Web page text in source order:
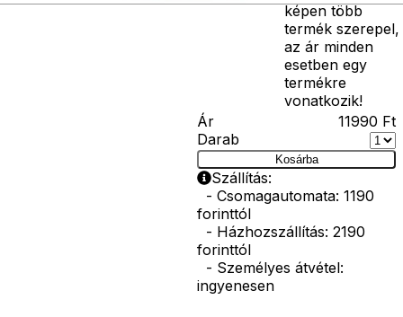
képen több
termék szerepel,
az ár minden
esetben egy
termékre
vonatkozik!
Ár
11990 Ft
Darab
Kosárba
Szállítás:
- Csomagautomata: 1190
forinttól
- Házhozszállítás: 2190
forinttól
- Személyes átvétel:
ingyenesen